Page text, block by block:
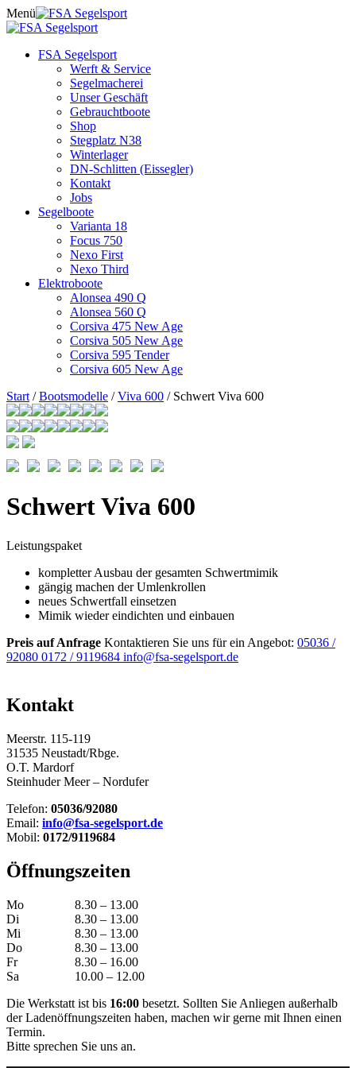
Skip
to
Menü
FSA Segelsport
Werft & Service
Segelmacherei
Unser Geschäft
Gebrauchtboote
Shop
Stegplatz N38
Winterlager
DN-Schlitten (Eissegler)
Kontakt
Jobs
Segelboote
Varianta 18
Focus 750
Nexo First
Nexo Third
Elektroboote
Alonsea 490 Q
Alonsea 560 Q
Corsiva 475 New Age
Corsiva 505 New Age
Corsiva 595 Tender
Corsiva 605 New Age
Start /Bootsmodelle /Viva 600 / Schwert Viva 600
Schwert Viva 600
Leistungspaket
kompletter Ausbau der gesamten Schwertmimik
gängig machen der Umlenkrollen
neues Schwertfall einsetzen
Mimik wieder eindichten und einbauen
Preis auf Anfrage Kontaktieren Sie uns für ein Angebot: 05036 /
92080 0172 / 9119684 info@fsa-segelsport.de
Kontakt
Meerstr. 115-119
31535 Neustadt/Rbge.
O.T. Mardorf
Steinhuder Meer – Nordufer
Telefon: 05036/92080
Email: info@fsa-segelsport.de
Mobil: 0172/9119684
Öffnungszeiten
Mo
8.30 – 13.00
Di
8.30 – 13.00
Mi
8.30 – 13.00
Do
8.30 – 13.00
Fr
8.30 – 16.00
Sa
10.00 – 12.00
Die Werkstatt ist bis 16:00 besetzt. Sollten Sie Anliegen außerhalb
der Ladenöffnungszeiten haben, machen wir gerne mit Ihnen einen
Termin.
Bitte sprechen Sie uns an.